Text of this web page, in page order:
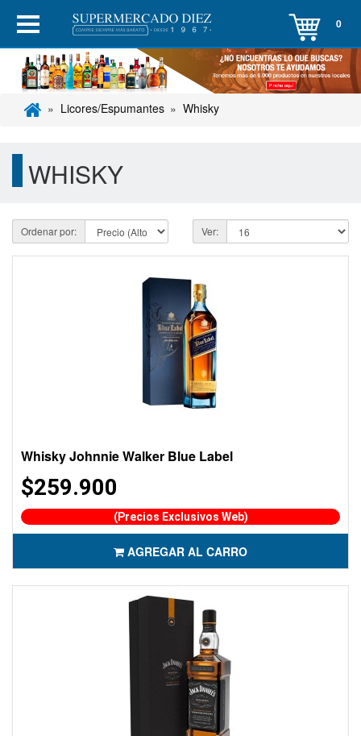
0
Licores/Espumantes Whisky
WHISKY
Ordenar por: Ver:
Whisky Johnnie Walker Blue Label
$259.900
(Precios Exclusivos Web)
AGREGAR AL CARRO